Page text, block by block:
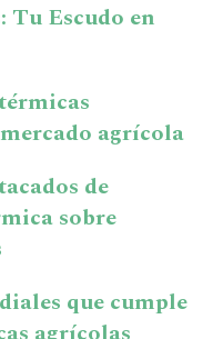
Tu Escudo en
agrícola
de
sobre
que cumple